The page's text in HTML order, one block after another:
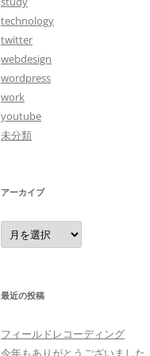
technology
twitter
webdesign
wordpress
work
youtube
未分類
アーカイブ
ア
ー
カ
最近の投稿
フィールドレコーディング
今年もありがとうございました